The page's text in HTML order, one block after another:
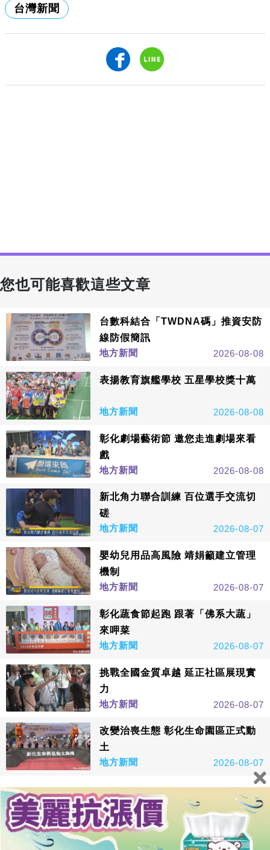
台灣新聞
您也可能喜歡這些文章
台數科結合「TWDNA碼」推資安防
線防假簡訊
地方新聞
2026-08-08
表揚教育旗艦學校 五星學校獎十萬
地方新聞 2026-08-08
彰化劇場藝術節 邀您走進劇場來看
戲
地方新聞
2026-08-08
新北角力聯合訓練 百位選手交流切
磋
地方新聞
2026-08-07
嬰幼兒用品高風險 靖娟籲建立管理
機制
地方新聞
2026-08-07
彰化蔬食節起跑 跟著「佛系大蔬」
來呷菜
地方新聞
2026-08-07
挑戰全國金質卓越 延正社區展現實
力
地方新聞
2026-08-07
改變治喪生態 彰化生命園區正式動
土
地方新聞
2026-08-07
看更多